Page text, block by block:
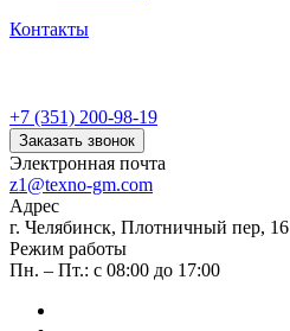
Контакты
+7 (351) 200-98-19
Заказать звонок
Электронная почта
z1@texno-gm.com
Адрес
г. Челябинск, Плотничный пер, 16
Режим работы
Пн. – Пт.: с 08:00 до 17:00